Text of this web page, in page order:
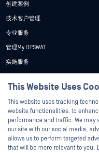
创建案例
技术客户管理
专业服务
管理My OPSWAT
实施服务
技术文档
培训
漏洞计划
合作伙伴
认证
This Website Uses
This website uses tracking
website functionalities, to
performance and traffic. We may
our site with our social media,
allows us to perform targeted
that will be more relevant to you.
Hey
I'm
How
today?